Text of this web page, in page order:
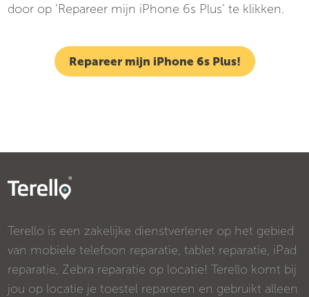
door op ‘Repareer mijn iPhone 6s Plus’ te klikken.
Repareer mijn iPhone 6s Plus!
Terello is een zakelijke dienstverlener op het gebied
van mobiele telefoon reparatie, tablet reparatie, iPad
reparatie, Zebra reparatie op locatie! Terello komt bij
jou op locatie je toestel repareren en gebruikt alleen